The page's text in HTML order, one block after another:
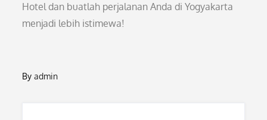
Hotel dan buatlah perjalanan Anda di Yogyakarta
menjadi lebih istimewa!
Byadmin